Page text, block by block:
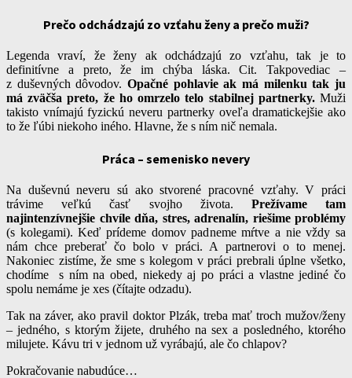
Prečo odchádzajú zo vzťahu ženy a prečo muži?
Legenda vraví, že ženy ak odchádzajú zo vzťahu, tak je to
definitívne a preto, že im chýba láska. Cit. Takpovediac –
z duševných dôvodov. Opačné pohlavie ak má milenku tak ju
má zväčša preto, že ho omrzelo telo stabilnej partnerky.Muži
takisto vnímajú fyzickú neveru partnerky oveľa dramatickejšie ako
to že ľúbi niekoho iného. Hlavne, že s ním nič nemala.
Práca – semenisko nevery
Na duševnú neveru sú ako stvorené pracovné vzťahy. V práci
trávime veľkú časť svojho života. Prežívame tam
najintenzívnejšie chvíle dňa, stres, adrenalín, riešime problémy
(s kolegami). Keď prídeme domov padneme mŕtve a nie vždy sa
nám chce preberať čo bolo v práci. A partnerovi o to menej.
Nakoniec zistíme, že sme s kolegom v práci prebrali úplne všetko,
chodíme s ním na obed, niekedy aj po práci a vlastne jediné čo
spolu nemáme je xes (čítajte odzadu).
Tak na záver, ako pravil doktor Plzák, treba mať troch mužov/ženy
– jedného, s ktorým žijete, druhého na sex a posledného, ktorého
milujete. Kávu tri v jednom už vyrábajú, ale čo chlapov?
Pokračovanie nabudúce…